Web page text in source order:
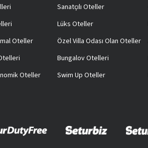
Oteller
Oteller
Sanatçılı Oteller
Lüks Oteller
Özel Villa Odası Olan Oteller
Bungalov Otelleri
Swim Up Oteller